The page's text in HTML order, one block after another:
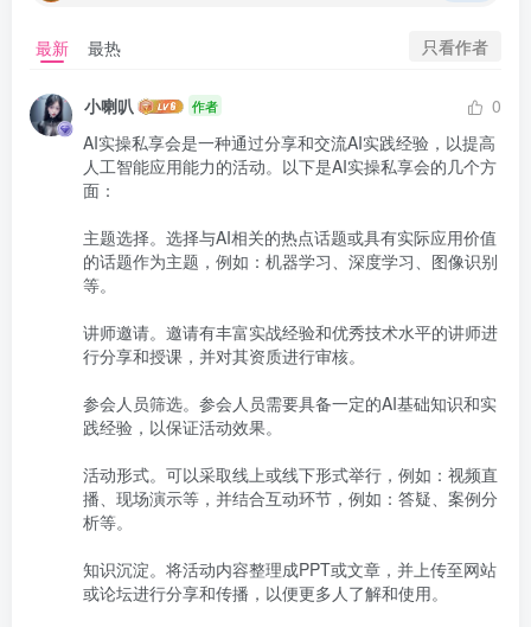
最新 最热 只看作者
小喇叭 作者
0
AI实操私享会是一种通过分享和交流AI实践经验，以提高
人工智能应用能力的活动。以下是AI实操私享会的几个方
面：
主题选择。选择与AI相关的热点话题或具有实际应用价值
的话题作为主题，例如：机器学习、深度学习、图像识别
等。
讲师邀请。邀请有丰富实战经验和优秀技术水平的讲师进
行分享和授课，并对其资质进行审核。
参会人员筛选。参会人员需要具备一定的AI基础知识和实
践经验，以保证活动效果。
活动形式。可以采取线上或线下形式举行，例如：视频直
播、现场演示等，并结合互动环节，例如：答疑、案例分
析等。
知识沉淀。将活动内容整理成PPT或文章，并上传至网站
或论坛进行分享和传播，以便更多人了解和使用。